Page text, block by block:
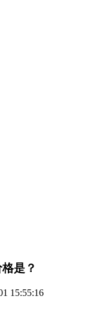
是？
15:55:16